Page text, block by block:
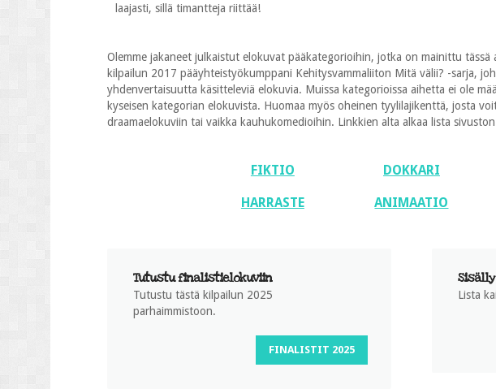
laajasti, sillä timantteja riittää!
Olemme jakaneet julkaistut elokuvat pääkategorioihin, jotka on mainittu tässä
kilpailun 2017 pääyhteistyökumppani Kehitysvammaliiton Mitä välii? -sarja,
yhdenvertaisuutta käsitteleviä elokuvia. Muissa kategorioissa aihetta ei ole
kyseisen kategorian elokuvista. Huomaa myös oheinen tyylilajikenttä, josta
draamaelokuviin tai vaikka kauhukomedioihin. Linkkien alta alkaa lista
FIKTIO
HARRASTE
DOKKARI
ANIMAATIO
Tutustu finalistielokuviin
Tutustu tästä kilpailun 2025
parhaimmistoon.
FINALISTIT 2025
Lista